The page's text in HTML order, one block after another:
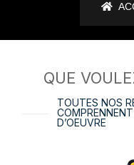
QUE
TOUTES NOS
D’OEUVRE